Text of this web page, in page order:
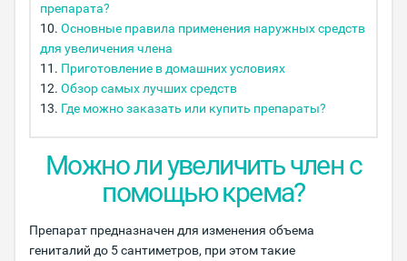
препарата?
Основные правила применения наружных средств
для увеличения члена
Приготовление в домашних условиях
Обзор самых лучших средств
Где можно заказать или купить препараты?
Можно ли увеличить член с
помощью крема?
Препарат предназначен для изменения объема
гениталий до 5 сантиметров, при этом такие